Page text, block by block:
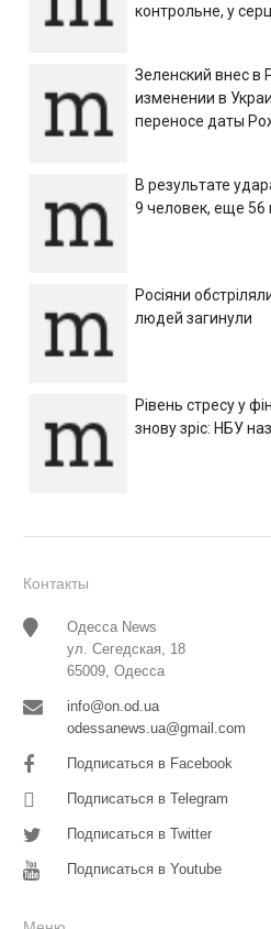
контрольне, у
Зеленский внес в
изменении в
переносе даты
В результате
9 человек, еще 56
Росіяни
людей загинули
Рівень стресу у
знову зріс: НБУ
Контакты
Одесса News
ул. Сегедская, 18
65009, Одесса
info@on.od.ua
odessanews.ua@gmail.com
Подписаться в Facebook
Подписаться в Telegram
Подписаться в Twitter
Подписаться в Youtube